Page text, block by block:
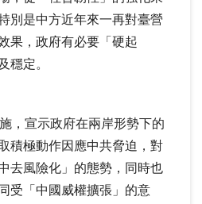
別是中方近年來一再對臺營
果，政府有必要「硬起
穩定。
，宣示政府在兩岸形勢下的
積極動作因應中共脅迫，對
去風險化」的態勢，同時也
受「中國威權擴張」的意